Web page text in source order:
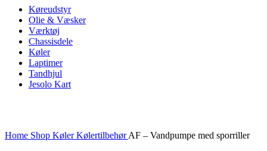
Køreudstyr
Olie & Væsker
Værktøj
Chassisdele
Køler
Laptimer
Tandhjul
Jesolo Kart
Home Shop KølerKølertilbehørAF – Vandpumpe med sporriller